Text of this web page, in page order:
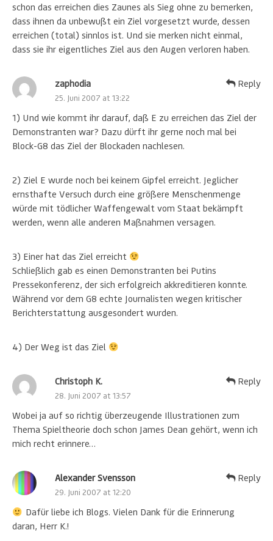
schon das erreichen dies Zaunes als Sieg ohne zu bemerken,
dass ihnen da unbewußt ein Ziel vorgesetzt wurde, dessen
erreichen (total) sinnlos ist. Und sie merken nicht einmal,
dass sie ihr eigentliches Ziel aus den Augen verloren haben.
zaphodia
25. Juni 2007 at 13:22
1) Und wie kommt ihr darauf, daß E zu erreichen das Ziel der
Demonstranten war? Dazu dürft ihr gerne noch mal bei
Block-G8 das Ziel der Blockaden nachlesen.
2) Ziel E wurde noch bei keinem Gipfel erreicht. Jeglicher
ernsthafte Versuch durch eine größere Menschenmenge
würde mit tödlicher Waffengewalt vom Staat bekämpft
werden, wenn alle anderen Maßnahmen versagen.
3) Einer hat das Ziel erreicht
Schließlich gab es einen Demonstranten bei Putins
Pressekonferenz, der sich erfolgreich akkreditieren konnte.
Während vor dem G8 echte Journalisten wegen kritischer
Berichterstattung ausgesondert wurden.
4) Der Weg ist das Ziel
Reply
Christoph K.
28. Juni 2007 at 13:57
Wobei ja auf so richtig überzeugende Illustrationen zum
Thema Spieltheorie doch schon James Dean gehört, wenn ich
mich recht erinnere…
Reply
Alexander Svensson
29. Juni 2007 at 12:20
Dafür liebe ich Blogs. Vielen Dank für die Erinnerung
daran, Herr K.!
Reply